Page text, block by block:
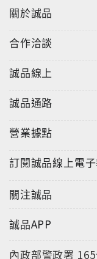
關於誠品
合作洽談
誠品線上
誠品通路
營業據點
訂閱誠品線上電
關注誠品
誠品APP
內政部警政署